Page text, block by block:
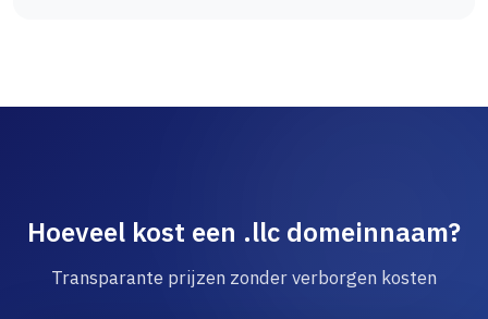
Hoeveel kost een .llc domeinnaam?
Transparante prijzen zonder verborgen kosten